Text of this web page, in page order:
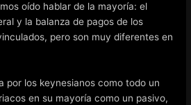
oído hablar de la mayoría: el
y la balanza de pagos de los
pero son muy diferentes en
por los keynesianos como todo un
en su mayoría como un pasivo,